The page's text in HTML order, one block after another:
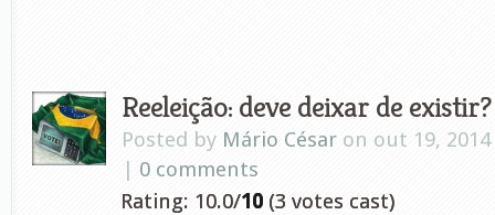
Reeleição: deve deixar de existir?
Posted by Mário César on out 19,
| 0 comments
Rating: 10.0/10 (3 votes cast)